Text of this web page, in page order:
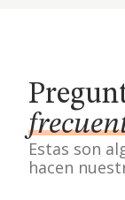
Estas son
hacen